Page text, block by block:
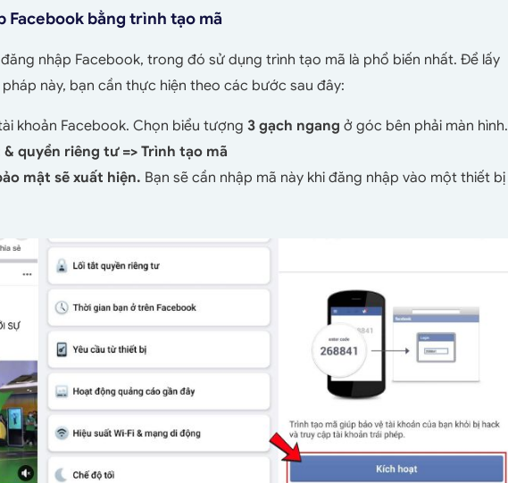
Facebook bằng trình tạo mã
nhập Facebook, trong đó sử dụng trình tạo mã là phổ biến nhất. Để lấy
này, bạn cần thực hiện theo các bước sau đây:
khoản Facebook. Chọn biểu tượng 3 gạch ngang ở góc bên phải màn hình.
& quyền riêng tư => Trình tạo mã
mật sẽ xuất hiện. Bạn sẽ cần nhập mã này khi đăng nhập vào một thiết bị